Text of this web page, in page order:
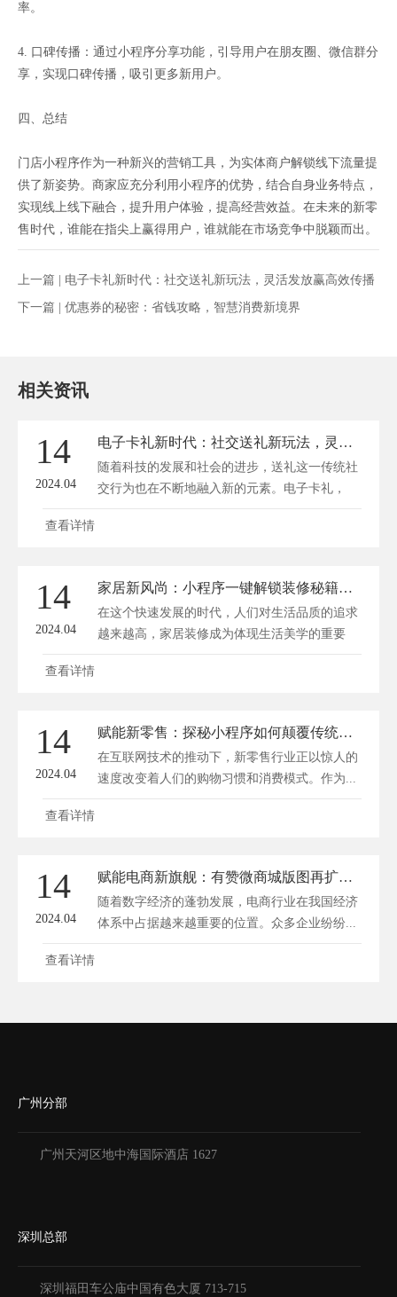
率。
4. 口碑传播：通过小程序分享功能，引导用户在朋友圈、微信群分
享，实现口碑传播，吸引更多新用户。
四、总结
门店小程序作为一种新兴的营销工具，为实体商户解锁线下流量提
供了新姿势。商家应充分利用小程序的优势，结合自身业务特点，
实现线上线下融合，提升用户体验，提高经营效益。在未来的新零
售时代，谁能在指尖上赢得用户，谁就能在市场竞争中脱颖而出。
上一篇 | 电子卡礼新时代：社交送礼新玩法，灵活发放赢高效传播
下一篇 | 优惠券的秘密：省钱攻略，智慧消费新境界
相关资讯
14
2024.04
电子卡礼新时代：社交送礼新玩法，灵活发放赢高效传播
随着科技的发展和社会的进步，送礼这一传统社
交行为也在不断地融入新的元素。电子卡礼，
作...
查看详情
14
2024.04
家居新风尚：小程序一键解锁装修秘籍，生活美学触手可及
在这个快速发展的时代，人们对生活品质的追求
越来越高，家居装修成为体现生活美学的重要
方...
查看详情
14
2024.04
赋能新零售：探秘小程序如何颠覆传统购物体验
在互联网技术的推动下，新零售行业正以惊人的
速度改变着人们的购物习惯和消费模式。作为...
查看详情
14
2024.04
赋能电商新旗舰：有赞微商城版图再扩张，商业新篇章开启！
随着数字经济的蓬勃发展，电商行业在我国经济
体系中占据越来越重要的位置。众多企业纷纷...
查看详情
广州分部
广州天河区地中海国际酒店 1627
深圳总部
深圳福田车公庙中国有色大厦 713-715